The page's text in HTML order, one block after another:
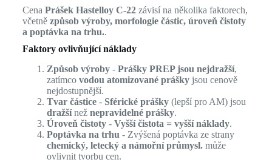
Cena Prášek Hastelloy C-22závisí na několika faktorech,
včetně způsob výroby, morfologie částic, úroveň čistoty
a poptávka na trhu..
Faktory ovlivňující náklady
Způsob výroby- Prášky PREP jsou nejdražší,
zatímco vodou atomizované práškyjsou cenově
nejdostupnější.
Tvar částice- Sférické prášky(lepší pro AM) jsou
dražšínež nepravidelné prášky.
Úroveň čistoty- Vyšší čistota = vyšší náklady.
Poptávka na trhu - Zvýšená poptávka ze strany
chemický, letecký a námořní průmysl.může
ovlivnit tvorbu cen.